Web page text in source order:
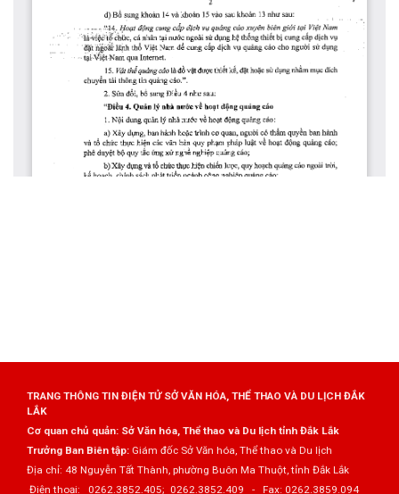
TRANG THÔNG TIN ĐIỆN TỬ SỞ VĂN HÓA, THỂ THAO VÀ DU LỊCH ĐẮK
LẮK
Cơ quan chủ quản: Sở Văn hóa, Thể thao và Du lịch tỉnh Đắk Lắk
Trưởng Ban Biên tập: Giám đốc Sở Văn hóa, Thể thao và Du lịch
Địa chỉ: 48 Nguyễn Tất Thành, phường Buôn Ma Thuột, tỉnh Đắk Lắk
Điện thoại: 0262.3852.405; 0262.3852.409 - Fax: 0262.3859.094